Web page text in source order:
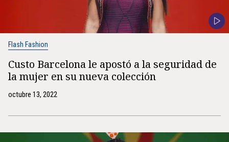
Flash Fashion
Custo Barcelona le apostó a la seguridad de
la mujer en su nueva colección
octubre 13, 2022